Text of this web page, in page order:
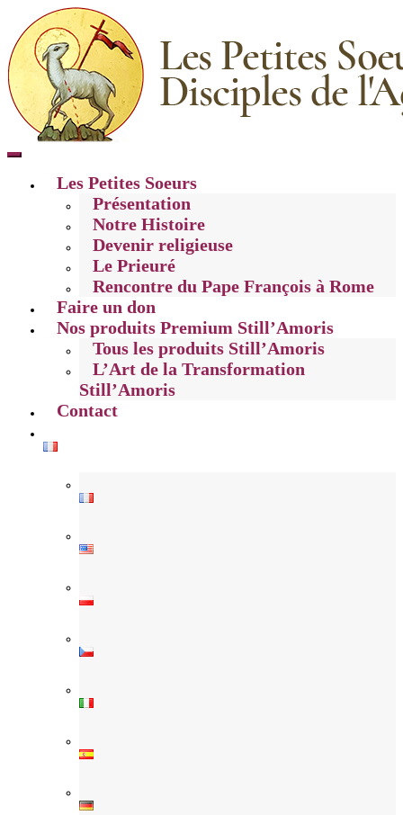
Toggle
mobileLes Petites Soeurs
Présentation
Notre Histoire
Devenir religieuse
Le Prieuré
Rencontre du Pape François à Rome
Faire un don
Nos produits Premium Still’Amoris
Tous les produits Still’Amoris
L’Art de la Transformation
Still’Amoris
Contact